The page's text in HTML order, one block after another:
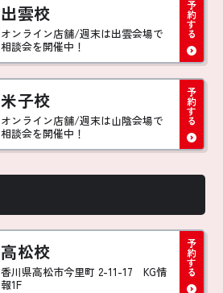
出雲校
オンライン店舗/週末は出雲会場で
相談会を開催中！
米子校
オンライン店舗/週末は山陰会場で
相談会を開催中！
高松校
香川県高松市今里町 2-11-17 KG情
報1F